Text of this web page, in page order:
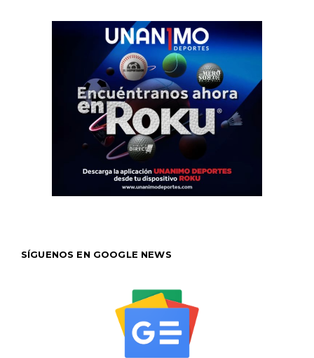
SÍGUENOS EN GOOGLE NEWS